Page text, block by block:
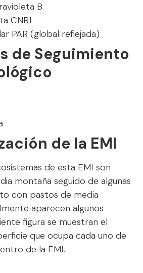
B
CNR1
PAR (global reflejada)
de Seguimiento
de la EMI
de esta EMI son
montaña seguido de algunas
con pastos de media
aparecen algunos
figura se muestran el
que ocupa cada uno de
de la EMI.